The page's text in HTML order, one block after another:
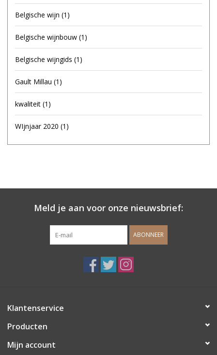
Belgische wijn (1)
Belgische wijnbouw (1)
Belgische wijngids (1)
Gault Millau (1)
kwaliteit (1)
WIjnjaar 2020 (1)
Meld je aan voor onze nieuwsbrief:
ABONNEER
Klantenservice
Producten
Mijn account